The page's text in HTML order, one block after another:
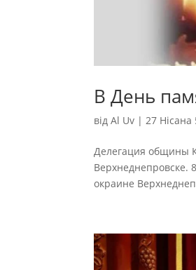
В День
відAl Uv |27 Нісана
Делегация общины
Верхнеднепровске.
окраине